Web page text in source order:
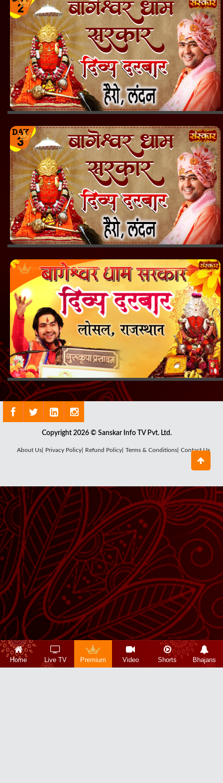
Copyright 2026 © Sanskar Info TV Pvt. Ltd.
About Us| Privacy Policy| Refund Policy| Terms & Conditions| Contact Us
Home Live TV Premium Video Shorts Bhajans